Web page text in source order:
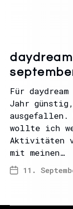
Für
Jahr
ausgefallen.
wollte ich
Aktivitäten
mit meinen…
11.